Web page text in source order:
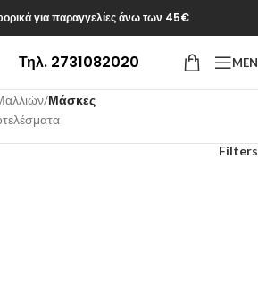
για παραγγελίες άνω των 45€
Τηλ. 2731082020
/Μάσκες
Filters